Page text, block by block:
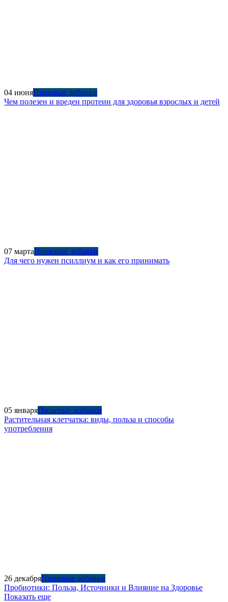
04 июняПищевые добавки
Чем полезен и вреден протеин для здоровья взрослых и детей
07 мартаПищевые добавки
Для чего нужен псиллиум и как его принимать
05 январяПищевые добавки
Растительная клетчатка: виды, польза и способы
употребления
26 декабряПищевые добавки
Пробиотики: Польза, Источники и Влияние на Здоровье
Показать еще